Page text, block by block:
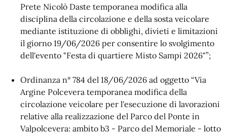
Prete Nicolò Daste temporanea modifica alla
disciplina della circolazione e della sosta veicolare
mediante istituzione di obblighi, divieti e limitazioni
il giorno 19/06/2026 per consentire lo svolgimento
dell'evento "Festa di quartiere Misto Sampi 2026"”;
Ordinanza n° 784 del 18/06/2026 ad oggetto “Via
Argine Polcevera temporanea modifica della
circolazione veicolare per l'esecuzione di lavorazioni
relative alla realizzazione del Parco del Ponte in
Valpolcevera: ambito b3 - Parco del Memoriale - lotto